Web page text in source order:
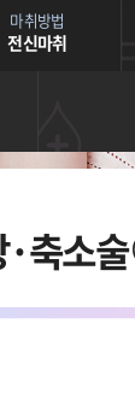
마취방법
전신마취
·축소술